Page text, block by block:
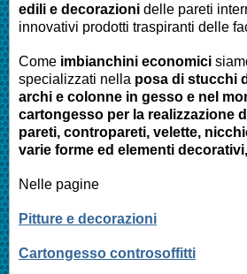
edili e decorazioni delle pareti
innovativi prodotti traspiranti delle
Come imbianchini economici
specializzati nella posa di stucchi
archi e colonne in gesso e nel
cartongesso per la realizzazione
pareti, contropareti, velette,
varie forme ed elementi
Nelle pagine
Pitture e decorazioni
Cartongesso controsoffitti